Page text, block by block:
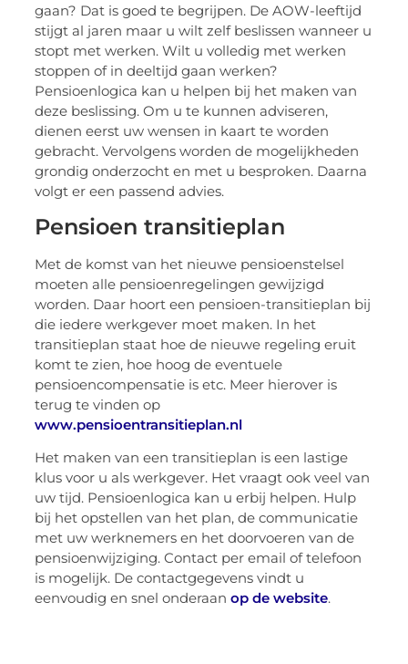
gaan? Dat is goed te begrijpen. De AOW-leeftijd
stijgt al jaren maar u wilt zelf beslissen wanneer u
stopt met werken. Wilt u volledig met werken
stoppen of in deeltijd gaan werken?
Pensioenlogica kan u helpen bij het maken van
deze beslissing. Om u te kunnen adviseren,
dienen eerst uw wensen in kaart te worden
gebracht. Vervolgens worden de mogelijkheden
grondig onderzocht en met u besproken. Daarna
volgt er een passend advies.
Pensioen transitieplan
Met de komst van het nieuwe pensioenstelsel
moeten alle pensioenregelingen gewijzigd
worden. Daar hoort een pensioen-transitieplan bij
die iedere werkgever moet maken. In het
transitieplan staat hoe de nieuwe regeling eruit
komt te zien, hoe hoog de eventuele
pensioencompensatie is etc. Meer hierover is
terug te vinden op
www.pensioentransitieplan.nl
Het maken van een transitieplan is een lastige
klus voor u als werkgever. Het vraagt ook veel van
uw tijd. Pensioenlogica kan u erbij helpen. Hulp
bij het opstellen van het plan, de communicatie
met uw werknemers en het doorvoeren van de
pensioenwijziging. Contact per email of telefoon
is mogelijk. De contactgegevens vindt u
eenvoudig en snel onderaanop de website.